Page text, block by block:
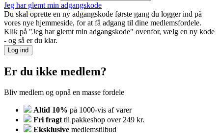
Jeg har glemt min adgangskode
Du skal oprette en ny adgangskode første gang du logger ind på
vores nye hjemmeside, for at få adgang til dine medlemsfordele.
Klik på "Jeg har glemt min adgangskode" ovenfor, vælg en ny kode
- og så er du klar.
Log ind
Er du ikke medlem?
Bliv medlem og opnå en masse fordele
Altid 10% på 1000-vis af varer
Fri fragt til pakkeshop over 249 kr.
Eksklusive medlemstilbud